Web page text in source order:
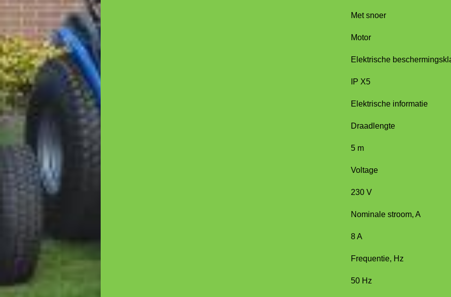
Met snoer
Motor
Elektrische
IP X5
Elektrische informatie
Draadlengte
5 m
Voltage
230 V
Nominale stroom, A
8 A
Frequentie, Hz
50 Hz